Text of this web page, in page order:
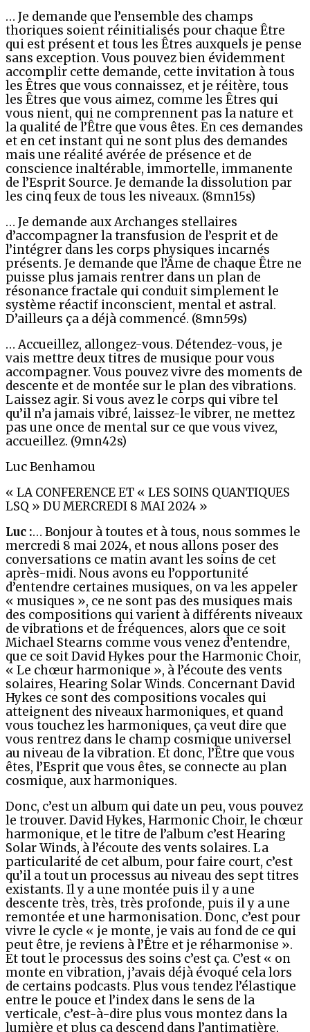
… Je demande que l’ensemble des champs
thoriques soient réinitialisés pour chaque Être
qui est présent et tous les Êtres auxquels je pense
sans exception. Vous pouvez bien évidemment
accomplir cette demande, cette invitation à tous
les Êtres que vous connaissez, et je réitère, tous
les Êtres que vous aimez, comme les Êtres qui
vous nient, qui ne comprennent pas la nature et
la qualité de l’Être que vous êtes. En ces demandes
et en cet instant qui ne sont plus des demandes
mais une réalité avérée de présence et de
conscience inaltérable, immortelle, immanente
de l’Esprit Source. Je demande la dissolution par
les cinq feux de tous les niveaux. (8mn15s)
… Je demande aux Archanges stellaires
d’accompagner la transfusion de l’esprit et de
l’intégrer dans les corps physiques incarnés
présents. Je demande que l’Âme de chaque Être ne
puisse plus jamais rentrer dans un plan de
résonance fractale qui conduit simplement le
système réactif inconscient, mental et astral.
D’ailleurs ça a déjà commencé. (8mn59s)
… Accueillez, allongez-vous. Détendez-vous, je
vais mettre deux titres de musique pour vous
accompagner. Vous pouvez vivre des moments de
descente et de montée sur le plan des vibrations.
Laissez agir. Si vous avez le corps qui vibre tel
qu’il n’a jamais vibré, laissez-le vibrer, ne mettez
pas une once de mental sur ce que vous vivez,
accueillez. (9mn42s)
Luc Benhamou
« LA CONFERENCE ET « LES SOINS QUANTIQUES
LSQ » DU MERCREDI 8 MAI 2024 »
Luc :… Bonjour à toutes et à tous, nous sommes le
mercredi 8 mai 2024, et nous allons poser des
conversations ce matin avant les soins de cet
après-midi. Nous avons eu l’opportunité
d’entendre certaines musiques, on va les appeler
« musiques », ce ne sont pas des musiques mais
des compositions qui varient à différents niveaux
de vibrations et de fréquences, alors que ce soit
Michael Stearns comme vous venez d’entendre,
que ce soit David Hykes pour the Harmonic Choir,
« Le chœur harmonique », à l’écoute des vents
solaires, Hearing Solar Winds. Concernant David
Hykes ce sont des compositions vocales qui
atteignent des niveaux harmoniques, et quand
vous touchez les harmoniques, ça veut dire que
vous rentrez dans le champ cosmique universel
au niveau de la vibration. Et donc, l’Être que vous
êtes, l’Esprit que vous êtes, se connecte au plan
cosmique, aux harmoniques.
Donc, c’est un album qui date un peu, vous pouvez
le trouver. David Hykes, Harmonic Choir, le chœur
harmonique, et le titre de l’album c’est Hearing
Solar Winds, à l’écoute des vents solaires. La
particularité de cet album, pour faire court, c’est
qu’il a tout un processus au niveau des sept titres
existants. Il y a une montée puis il y a une
descente très, très, très profonde, puis il y a une
remontée et une harmonisation. Donc, c’est pour
vivre le cycle « je monte, je vais au fond de ce qui
peut être, je reviens à l’Être et je réharmonise ».
Et tout le processus des soins c’est ça. C’est « on
monte en vibration, j’avais déjà évoqué cela lors
de certains podcasts. Plus vous tendez l’élastique
entre le pouce et l’index dans le sens de la
verticale, c’est-à-dire plus vous montez dans la
lumière et plus ça descend dans l’antimatière,